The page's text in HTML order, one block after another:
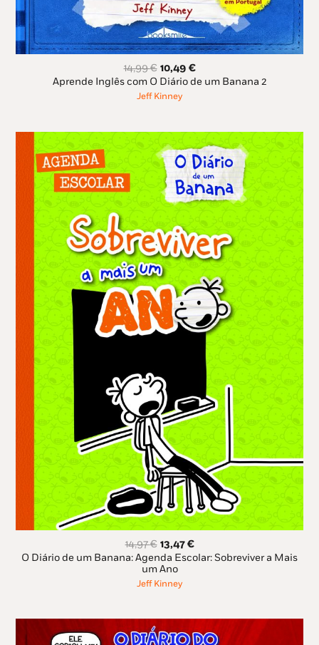
14,99€ O
preço
original
era:
10,49 €O
preço
Aprende Inglês com O Diário de um Banana 2
Jeff Kinney
14,97€ O
preço
original
era:
13,47€O
preço
O Diário de um Banana: Agenda Escolar: Sobreviver a Mais
um Ano
Jeff Kinney